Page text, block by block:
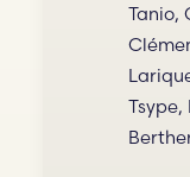
Tanio,
Tsype,